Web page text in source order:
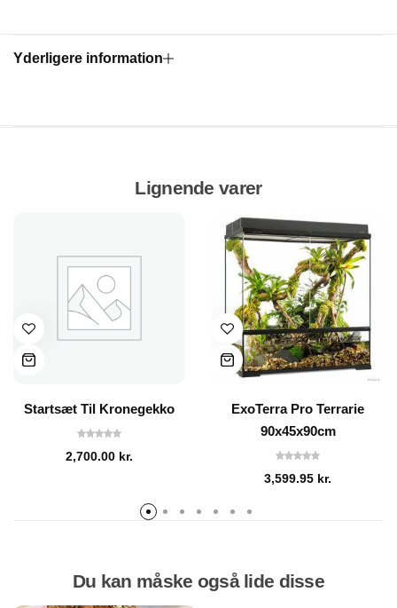
Yderligere information
Lignende varer
Startsæt Til Kronegekko
2,700.00 kr.
ExoTerra Pro Terrarie
90x45x90cm
3,599.95 kr.
Du kan måske også lide disse